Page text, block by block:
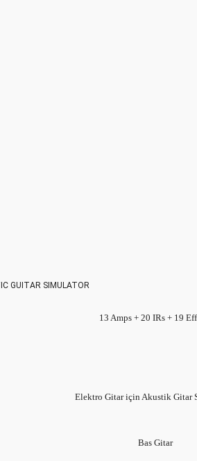
GUITAR SIMULATOR
13 Amps + 20 IRs + 19
Elektro Gitar için Akustik Gitar
Bas Gitar